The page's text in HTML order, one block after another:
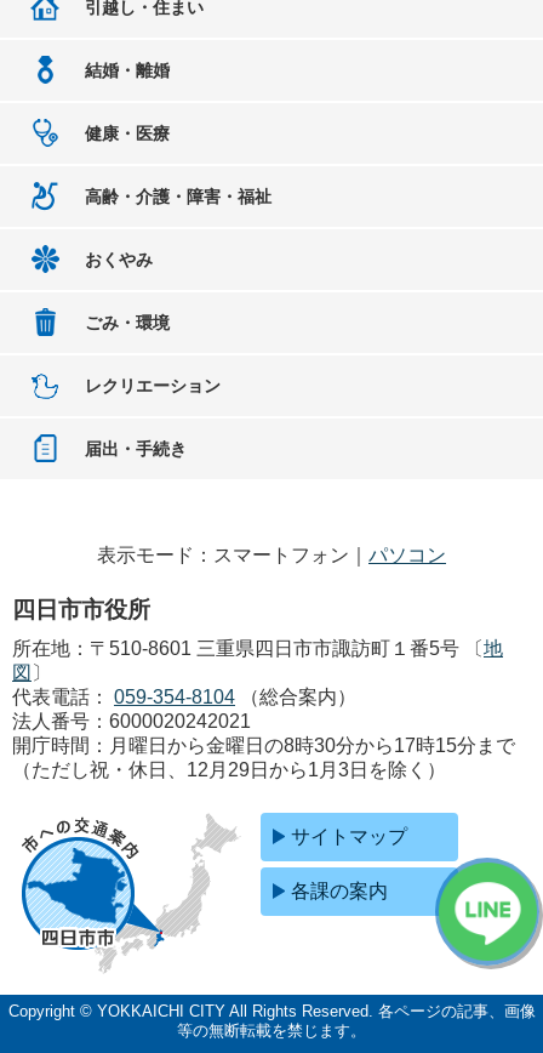
引越し・住まい
結婚・離婚
健康・医療
高齢・介護・障害・福祉
おくやみ
ごみ・環境
レクリエーション
届出・手続き
表示モード：スマートフォン｜ パソコン
四日市市役所
所在地：〒510-8601 三重県四日市市諏訪町１番5号 〔地
図 〕
代表電話：
059-354-8104
（総合案内）
法人番号：6000020242021
開庁時間：月曜日から金曜日の8時30分から17時15分まで
（ただし祝・休日、12月29日から1月3日を除く）
サイトマップ
各課の案内
Copyright © YOKKAICHI CITY All Rights Reserved. 各ページの記事、画像
等の無断転載を禁じます。